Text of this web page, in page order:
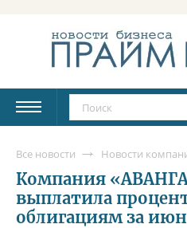
Все новости Новости
Компания
выплатила
облигациям за